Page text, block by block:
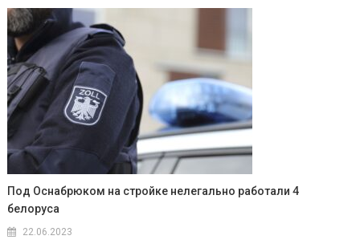
Под Оснабрюком на стройке нелегально работали 4
белоруса
22.06.2023